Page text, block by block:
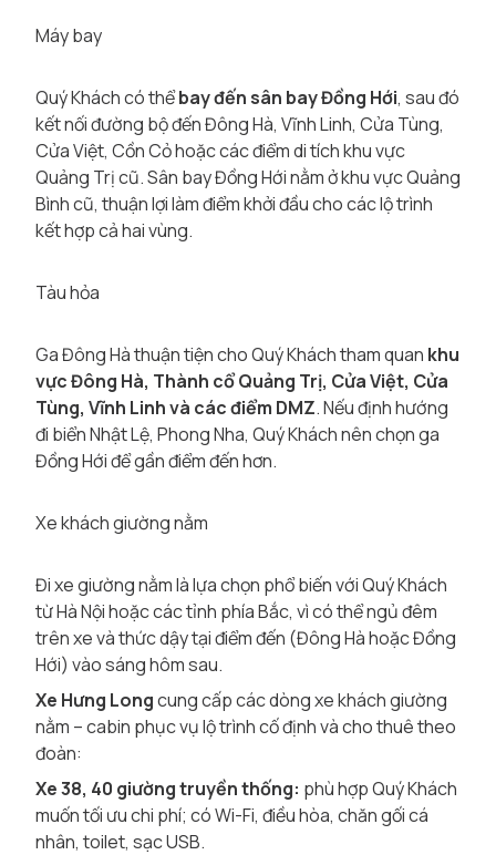
Máy bay
Quý Khách có thểbay đến sân bay Đồng Hới, sau đó
kết nối đường bộ đến Đông Hà, Vĩnh Linh, Cửa Tùng,
Cửa Việt, Cồn Cỏ hoặc các điểm di tích khu vực
Quảng Trị cũ. Sân bay Đồng Hới nằm ở khu vực Quảng
Bình cũ, thuận lợi làm điểm khởi đầu cho các lộ trình
kết hợp cả hai vùng.
Tàu hỏa
Ga Đông Hà thuận tiện cho Quý Khách tham quan khu
vực Đông Hà, Thành cổ Quảng Trị, Cửa Việt, Cửa
Tùng, Vĩnh Linh và các điểm DMZ. Nếu định hướng
đi biển Nhật Lệ, Phong Nha, Quý Khách nên chọn ga
Đồng Hới để gần điểm đến hơn.
Xe khách giường nằm
Đi xe giường nằm là lựa chọn phổ biến với Quý Khách
từ Hà Nội hoặc các tỉnh phía Bắc, vì có thể ngủ đêm
trên xe và thức dậy tại điểm đến (Đông Hà hoặc Đồng
Hới) vào sáng hôm sau.
Xe Hưng Longcung cấp các dòng xe khách giường
nằm – cabin phục vụ lộ trình cố định và cho thuê theo
đoàn:
Xe 38, 40 giường truyền thống: phù hợp Quý Khách
muốn tối ưu chi phí; có Wi-Fi, điều hòa, chăn gối cá
nhân, toilet, sạc USB.